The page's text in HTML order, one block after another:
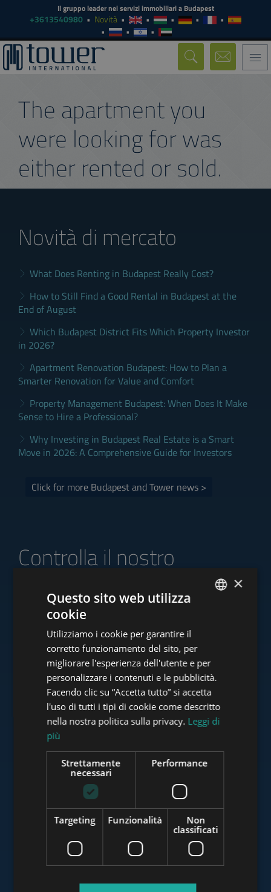
Il gruppo leader nei servizi immobiliari a Budapest
+3613540980 Novità
The apartment you
were looking for was
either rented or sold.
Novità di mercato
What Does Renting in Budapest Really Cost?
How to Still Find a Good Rental in Budapest at the
End of August
Which Budapest District Fits Which Property Investor
in 2026?
Apartment Renovation Budapest: How to Plan a
Smarter Renovation for Value and Comfort
Property Management Budapest: When Does It Make
Sense to Hire a Professional?
Why Investing in Budapest Real Estate is a Smart
Move in 2026: A Comprehensive Guide for Investors
Click for more Budapest and Tower news >
Controlla il nostro
www.tower-investments.com
www.towerassistance.com
www.budapestluxuryapartments.hu
FRENCH
ITALIAN
SPANISH
ARABIC
×
Questo sito web utilizza
cookie
Utilizziamo i cookie per garantire il
corretto funzionamento del sito, per
migliorare l'esperienza dell'utente e per
personalizzare i contenuti e le pubblicità.
Facendo clic su “Accetta tutto” si accetta
l'uso di tutti i tipi di cookie come descritto
nella nostra politica sulla privacy. Leggi di
più
Strettamente
necessari
Performance
Targeting Funzionalità
Non
classificati